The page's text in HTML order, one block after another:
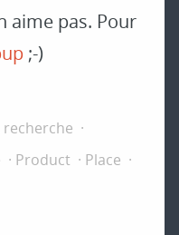
aime pas. Pour
;-)
recherche
Product
Place